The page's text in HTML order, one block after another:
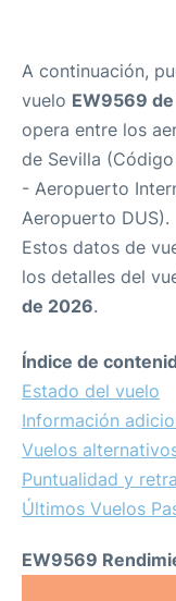
A continuación,
vuelo EW9569
opera entre los
de Sevilla
- Aeropuerto
Aeropuerto DUS).
Estos datos de
los detalles del
de 2026.
Índice de
Estado del vuelo
Información
Vuelos
Puntualidad y
Últimos Vuelos
EW9569